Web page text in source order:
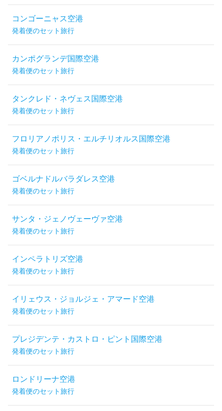
コンゴーニャス空港
発着便のセット旅行
カンポグランデ国際空港
発着便のセット旅行
タンクレド・ネヴェス国際空港
発着便のセット旅行
フロリアノポリス・エルチリオルス国際空港
発着便のセット旅行
ゴベルナドルバラダレス空港
発着便のセット旅行
サンタ・ジェノヴェーヴァ空港
発着便のセット旅行
インペラトリズ空港
発着便のセット旅行
イリェウス・ジョルジェ・アマード空港
発着便のセット旅行
プレジデンテ・カストロ・ピント国際空港
発着便のセット旅行
ロンドリーナ空港
発着便のセット旅行